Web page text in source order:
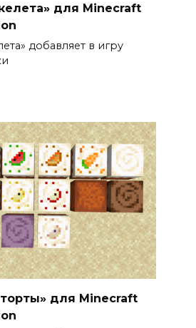
для Minecraft
добавляет в игру
для Minecraft